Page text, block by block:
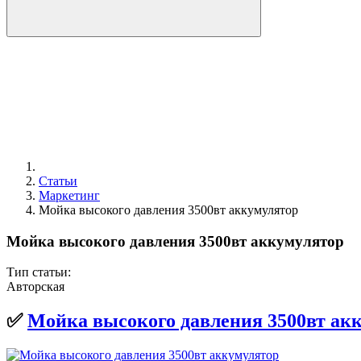
Статьи
Маркетинг
Мойка высокого давления 3500вт аккумулятор
Мойка высокого давления 3500вт аккумулятор
Тип статьи:
Авторская
✅Мойка высокого давления 3500вт